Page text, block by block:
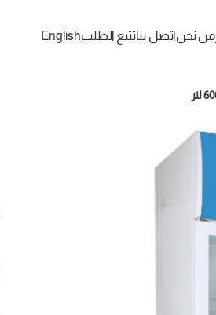
من نحناتصل بناتتبع الطلبEnglish